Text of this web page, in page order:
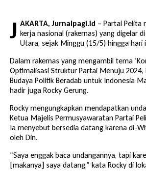
J AKARTA, Jurnalpagi.id – Partai Pelita
kerja nasional (rakernas) yang digelar
Utara, sejak Minggu (15/5) hingga hari
Dalam rakernas yang mengambil tema
Optimalisasi Struktur Partai Menuju 2024,
Budaya Politik Beradab untuk Indonesia
hadir juga Rocky Gerung.
Rocky mengungkapkan mendapatkan
Ketua Majelis Permusyawaratan Partai
Ia menyebut bersedia datang karena di-
oleh Din.
“Saya enggak baca undangannya, tapi
[makanya] saya datang,” kata Rocky di